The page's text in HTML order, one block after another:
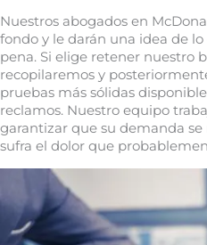
Nuestros abogados en
fondo y le darán una idea de
pena. Si elige retener nuestro
recopilaremos y
pruebas más sólidas
reclamos. Nuestro equipo
garantizar que su demanda
sufra el dolor que